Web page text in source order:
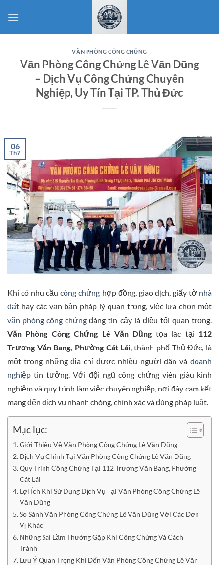
qua
VĂN PHÒNG CÔNG CHỨNG
Văn Phòng Công Chứng Lê Văn Dũng
– Dịch Vụ Công Chứng Chuyên
Nghiệp, Uy Tín Tại TP. Thủ Đức
06
Th7
Khi có nhu cầucông chứng hợp đồng, giao dịch, giấy tờ nhà
đất hay các văn bản pháp lý quan trọng, việc lựa chọn một
văn phòng công chứng đáng tin cậy là điều tối quan trọng.
Văn Phòng Công Chứng Lê Văn Dũng tọa lạc tại 112
Trương Văn Bang, Phường Cát Lái, thành phố Thủ Đức, là
một trong những địa chỉ được nhiều người dân và doanh
nghiệp tin tưởng. Với đội ngũ công chứng viên giàu kinh
nghiệm và quy trình làm việc chuyên nghiệp, nơi đây cam kết
mang đến dịch vụ nhanh chóng, chính xác và đúng pháp luật.
Mục lục:
Giới Thiệu Về Văn Phòng Công Chứng Lê Văn Dũng
Dịch Vụ Chính Tại Văn Phòng Công Chứng Lê Văn Dũng
Quy Trình Công Chứng Tại 112 Trương Văn Bang, Phường
Cát Lái
Lợi Ích Khi Sử Dụng Dịch Vụ Tại Văn Phòng Công Chứng Lê
Văn Dũng
So Sánh Văn Phòng Công Chứng Lê Văn Dũng Với Các Đơn
Vị Khác
Những Sai Lầm Thường Gặp Khi Công Chứng Và Cách
Tránh
Lưu Ý Quan Trọng Khi Đến Văn Phòng Công Chứng Lê Văn